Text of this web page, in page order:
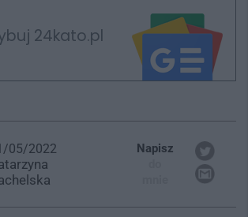
24kato.pl
05/2022
Napisz